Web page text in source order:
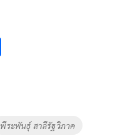
พีระพันธุ์ สาลีรัฐวิภาค